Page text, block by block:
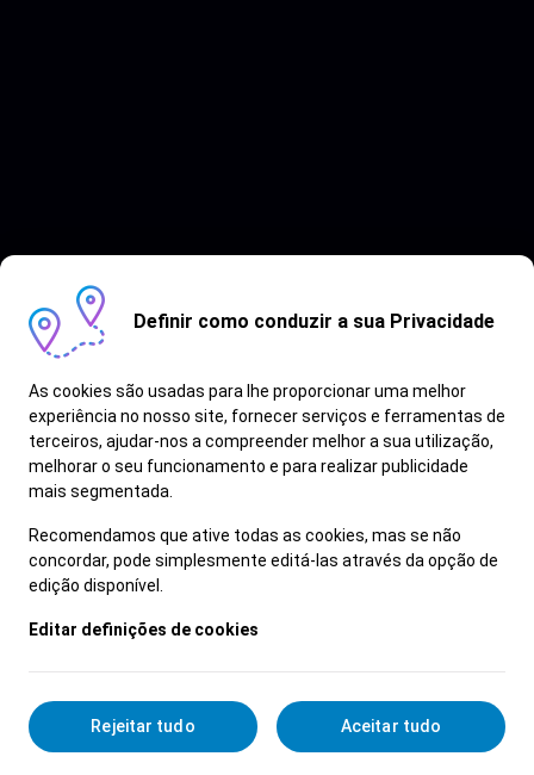
Vagas semelhantes
Definir como conduzir a sua Privacidade
As cookies são usadas para lhe proporcionar uma melhor
experiência no nosso site, fornecer serviços e ferramentas de
terceiros, ajudar-nos a compreender melhor a sua utilização,
melhorar o seu funcionamento e para realizar publicidade
mais segmentada.
Recomendamos que ative todas as cookies, mas se não
concordar, pode simplesmente editá-las através da opção de
edição disponível.
Editar definições de cookies
Rejeitar tudo Aceitar tudo